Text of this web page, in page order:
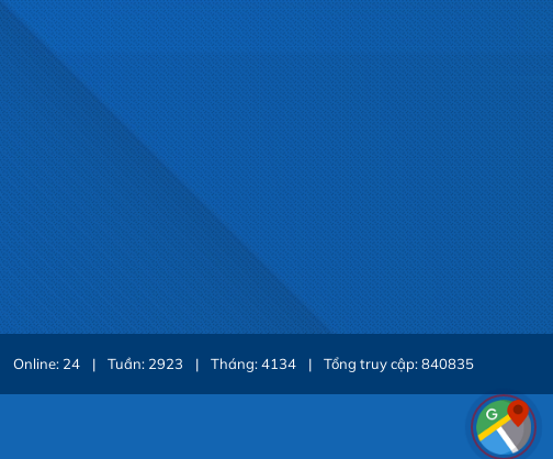
Online: 24 | Tuần: 2923 | Tháng: 4134 | Tổng truy cập: 840835